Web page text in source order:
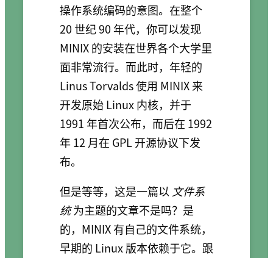
操作系统编码的意图。在整个
20 世纪 90 年代，你可以发现
MINIX 的安装在世界各个大学里
面非常流行。而此时，年轻的
Linus Torvalds 使用 MINIX 来
开发原始 Linux 内核，并于
1991 年首次公布，而后在 1992
年 12 月在 GPL 开源协议下发
布。
但是等等，这是一篇以 文件系
统为主题的文章不是吗？是
的，MINIX 有自己的文件系统，
早期的 Linux 版本依赖于它。跟